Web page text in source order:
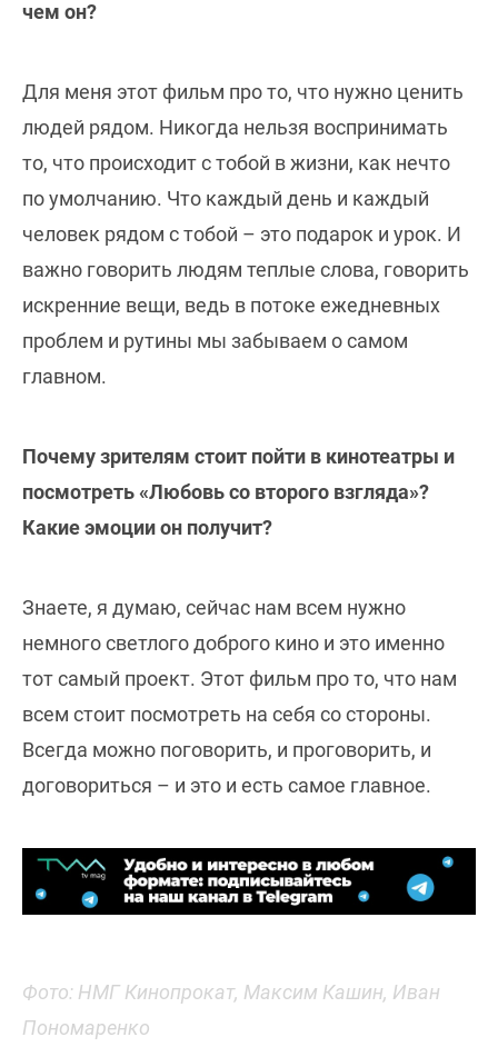
чем он?
Для меня этот фильм про то, что нужно ценить
людей рядом. Никогда нельзя воспринимать
то, что происходит с тобой в жизни, как нечто
по умолчанию. Что каждый день и каждый
человек рядом с тобой – это подарок и урок. И
важно говорить людям теплые слова, говорить
искренние вещи, ведь в потоке ежедневных
проблем и рутины мы забываем о самом
главном.
Почему зрителям стоит пойти в кинотеатры и
посмотреть «Любовь со второго взгляда»?
Какие эмоции он получит?
Знаете, я думаю, сейчас нам всем нужно
немного светлого доброго кино и это именно
тот самый проект. Этот фильм про то, что нам
всем стоит посмотреть на себя со стороны.
Всегда можно поговорить, и проговорить, и
договориться – и это и есть самое главное.
Фото: НМГ Кинопрокат, Максим Кашин, Иван
Пономаренко